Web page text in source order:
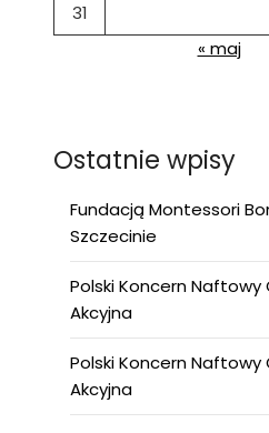
31
« maj
Ostatnie wpisy
Fundacją Montessori
Szczecinie
Polski Koncern Naftowy
Akcyjna
Polski Koncern Naftowy
Akcyjna